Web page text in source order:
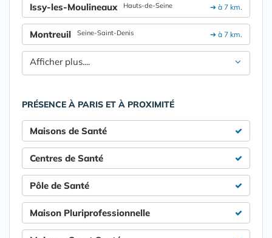
➔ à 7 km.
Issy-les-Moulineaux Hauts-de-Seine
➔ à 7 km.
Montreuil Seine-Saint-Denis
Afficher plus....
PRÉSENCE À PARIS ET À PROXIMITÉ
Maisons de Santé
Centres de Santé
Pôle de Santé
Maison Pluriprofessionnelle